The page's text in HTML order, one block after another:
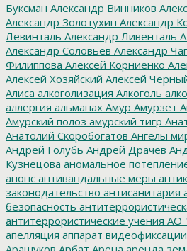
Буксман Александр Винников
Александр Золотухин Александр
Левинталь Александр Ливенталь
Александр Соловьев Александр
Филиппова Алексей Корниенко
Алексей Хозяйский Алексей
Алиса алкоголизация Алкоголь
аллергия альманах Амур Амурзет
Амурский полоз амурский тигр
Анатолий Скоробогатов Ангелы
Андрей Голубь Андрей Драчев
Кузнецова аномальное
анонс антивандальные меры
законодательство антисанитария
безопасность
антитеррористические учения АО
апелляция аппарат видеофиксации